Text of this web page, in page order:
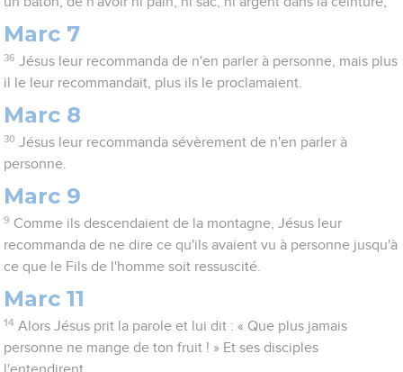
Marc 7
36 Jésus leur recommanda de n'en parler à personne, mais plus
il le leur recommandait, plus ils le proclamaient.
Marc 8
30 Jésus leur recommanda sévèrement de n'en parler à
personne.
Marc 9
9 Comme ils descendaient de la montagne, Jésus leur
recommanda de ne dire ce qu'ils avaient vu à personne jusqu'à
ce que le Fils de l'homme soit ressuscité.
Marc 11
14 Alors Jésus prit la parole et lui dit : « Que plus jamais
personne ne mange de ton fruit ! » Et ses disciples